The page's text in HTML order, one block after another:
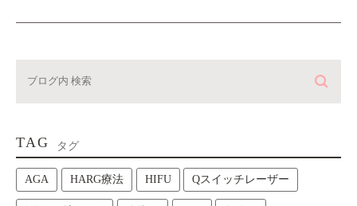
TAG タグ
AGA HARG療法 HIFU Qスイッチレーザー